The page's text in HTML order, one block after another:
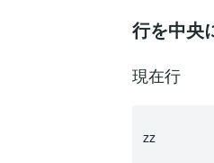
行を中央
現在行
zz